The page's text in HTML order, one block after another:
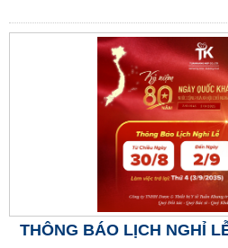
THÔNG BÁO LỊCH NGHỈ